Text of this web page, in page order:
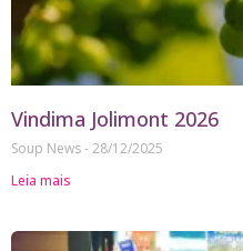
Vindima Jolimont 2026
Soup News 28/12/2025
Leia mais